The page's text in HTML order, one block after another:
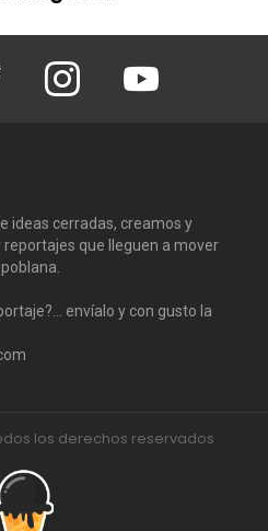
Instagram
ideas cerradas, creamos y
que lleguen a mover
envíalo y con gusto la
los derechos reservados